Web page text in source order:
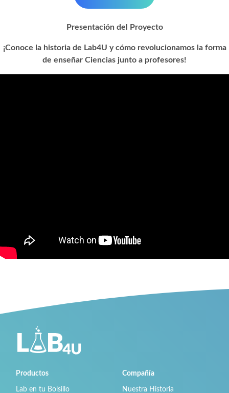
Presentación del Proyecto
¡Conoce la historia de Lab4U y cómo revolucionamos la forma
de enseñar Ciencias junto a profesores!
Productos
Lab en tu Bolsillo
Compañía
Nuestra Historia